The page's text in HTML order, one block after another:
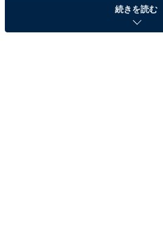
イソーには「透明カレンダー」と
これを使うとオリジナルのカレン
続きを読む